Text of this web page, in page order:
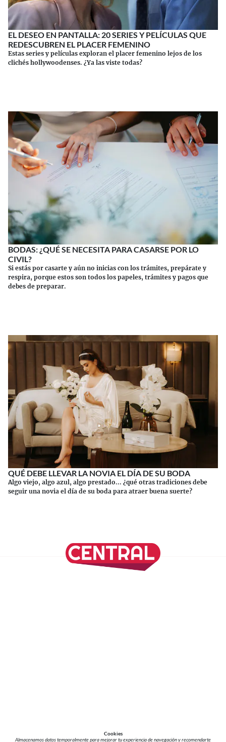
EL DESEO EN PANTALLA: 20 SERIES Y PELÍCULAS QUE
REDESCUBREN EL PLACER FEMENINO
Estas series y películas exploran el placer femenino lejos de los
clichés hollywoodenses. ¿Ya las viste todas?
BODAS: ¿QUÉ SE NECESITA PARA CASARSE POR LO
CIVIL?
Si estás por casarte y aún no inicias con los trámites, prepárate y
respira, porque estos son todos los papeles, trámites y pagos que
debes de preparar.
QUÉ DEBE LLEVAR LA NOVIA EL DÍA DE SU BODA
Algo viejo, algo azul, algo prestado... ¿qué otras tradiciones debe
seguir una novia el día de su boda para atraer buena suerte?
Cookies
Almacenamos datos temporalmente para mejorar tu experiencia de navegación y recomendarte